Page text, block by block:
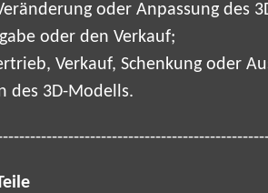
oder Anpassung des
oder den Verkauf;
Verkauf, Schenkung oder
des 3D-Modells.